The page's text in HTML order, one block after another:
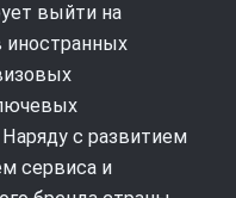
выйти на
иностранных
с развитием
сервиса и